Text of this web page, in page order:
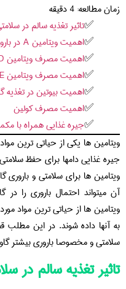
زمان مطالعه:4دقیقه
تاثیر تغذیه سالم در
اهمیت ویتامین A در باروری گاوها
اهمیت مصرف ویتامین D در دام
اهمیت مصرف ویتامین E
اهمیت بیوتین در تغذیه
اهمیت مصرف کولین
جیره غذایی همراه با
ویتامین ها یکی از حیاتی ترین
جیره غذایی دامها برای حفظ
ویتامین ها برای سلامتی و
آن میتواند احتمال باروری را
ویتامین ها از حیاتی ترین مواد
به آنها داده شوند. در این مطلب
سلامتی و مخصوصا باروری بیشتر
تاثیر تغذیه سالم در